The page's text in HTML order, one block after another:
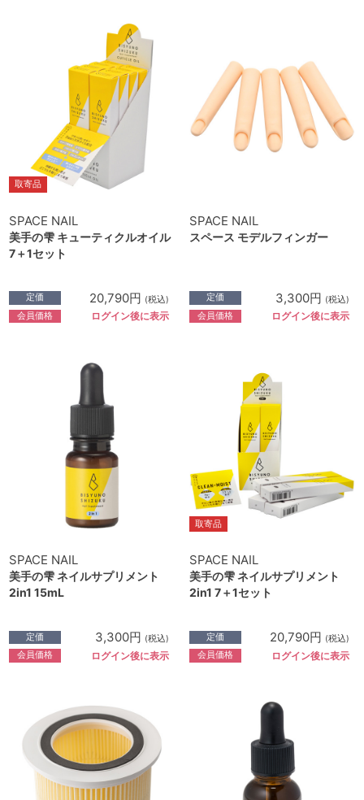
取寄品
SPACE NAIL
美手の雫 キューティクルオイル
7＋1セット
定価 20,790円 (税込)
会員価格 ログイン後に表示
SPACE NAIL
スペース モデルフィンガー
定価 3,300円 (税込)
会員価格 ログイン後に表示
SPACE NAIL
美手の雫 ネイルサプリメント
2in1 15mL
定価 3,300円 (税込)
会員価格 ログイン後に表示
取寄品
SPACE NAIL
美手の雫 ネイルサプリメント
2in1 7＋1セット
定価 20,790円 (税込)
会員価格 ログイン後に表示